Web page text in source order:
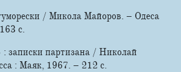
/ Микола Майоров. – Одеса
c.
: записки партизана / Николай
: Маяк, 1967. – 212 c.